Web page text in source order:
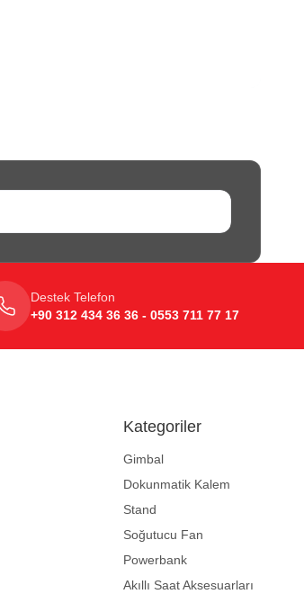
Destek Telefon
+90 312 434 36 36 - 0553 711 77 17
Kategoriler
Gimbal
Dokunmatik Kalem
Stand
Soğutucu Fan
Powerbank
Akıllı Saat Aksesuarları